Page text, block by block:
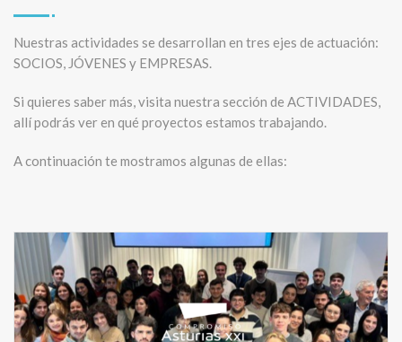
Nuestras actividades se desarrollan en tres ejes de actuación:
SOCIOS, JÓVENES y EMPRESAS.
Si quieres saber más, visita nuestra sección de ACTIVIDADES,
allí podrás ver en qué proyectos estamos trabajando.
A continuación te mostramos algunas de ellas: